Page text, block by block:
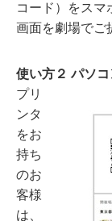
コード）をスマ
画面を劇場でご
使い方２ パソ
プリ
ンタ
をお
持ち
のお
客様
は、